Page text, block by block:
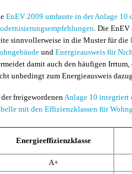
EnEV 2009 umfasste in der Anlage 10
. Die
sinnvollerweise in die Muster für die
und Energieausweis für
damit auch den häufigen Irrtum,
unbedingt zum Energieausweis
freigewordenen Anlage 10 integriert
mit den Effizienzklassen für
Energieeffizienzklasse
A+